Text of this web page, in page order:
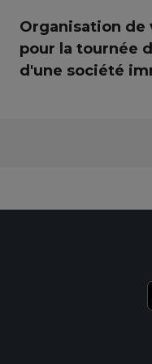
Organisation de
pour la tournée
d'une société